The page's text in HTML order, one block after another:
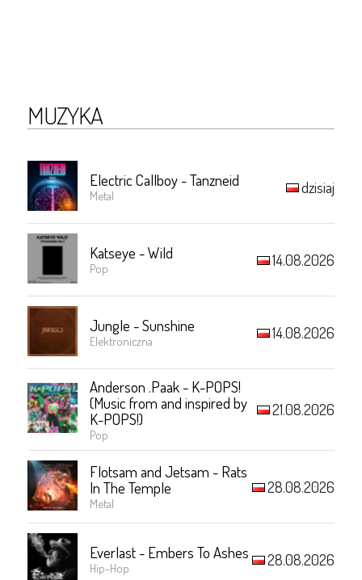
MUZYKA
Electric Callboy - Tanzneid
Metal dzisiaj
Katseye - Wild
Pop 14.08.2026
Jungle - Sunshine
Elektroniczna 14.08.2026
Anderson .Paak - K-POPS!
(Music from and inspired by
K-POPS!)
Pop
21.08.2026
Flotsam and Jetsam - Rats
In The Temple
Metal
28.08.2026
Everlast - Embers To Ashes
Hip-Hop 28.08.2026